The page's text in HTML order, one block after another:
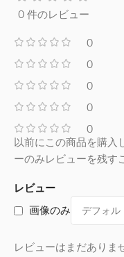
0 件のレビュー
0
0
0
0
0
レビュー
画像のみ
レビューはまだありま
以前にこの商品を購入
ーのみレビューを残す